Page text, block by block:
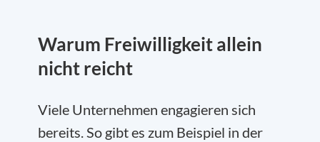
Warum Freiwilligkeit allein
nicht reicht
Viele Unternehmen engagieren sich
bereits. So gibt es zum Beispiel in der